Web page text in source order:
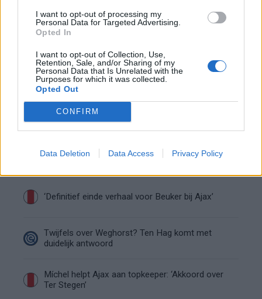
I want to opt-out of processing my
Personal Data for Targeted Advertising.
Opted In
I want to opt-out of Collection, Use,
Retention, Sale, and/or Sharing of my
Personal Data that Is Unrelated with the
Purposes for which it was collected.
Opted Out
CONFIRM
Data Deletion Data Access Privacy Policy
Waarom steeds meer sleutelfiguren Ajax
verlaten
Steijn: ‘Bergwijn was niet mijn eerste keus als
Ajax-aanvoerder’
Van Gaal-vertrek markeert einde van bestuurlijke
Wie is Federico Viñas, de Uruguayaanse WK-
spits op het lijstje van Ajax?
‘Definitief einde verhaal voor Beuker bij Ajax’
Twijfels over Weghorst? Ten Hag komt met
duidelijk antwoord
Míchel helpt Ajax aan topkeeper: ‘Akkoord over
Ter Stegen’